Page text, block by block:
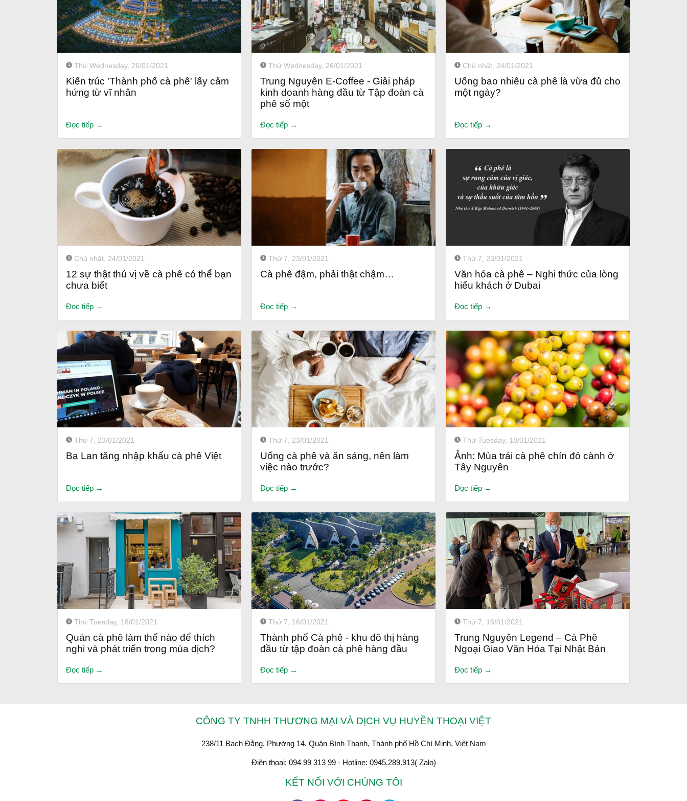
Thứ Wednesday, 26/01/2021
Kiến trúc 'Thành phố cà phê' lấy cảm
hứng từ vĩ nhân
Đọc tiếp →
Thứ Wednesday, 26/01/2021
Trung Nguyên E-Coffee - Giải pháp
kinh doanh hàng đầu từ Tập đoàn cà
phê số một
Đọc tiếp →
Chủ nhật, 24/01/2021
Uống bao nhiêu cà phê là vừa đủ cho
một ngày?
Đọc tiếp →
Chủ nhật, 24/01/2021
12 sự thật thú vị về cà phê có thể bạn
chưa biết
Đọc tiếp →
Thứ 7, 23/01/2021
Cà phê đậm, phải thật chậm…
Đọc tiếp →
Thứ 7, 23/01/2021
Văn hóa cà phê – Nghi thức của lòng
hiếu khách ở Dubai
Đọc tiếp →
Thứ 7, 23/01/2021
Ba Lan tăng nhập khẩu cà phê Việt
Đọc tiếp →
Thứ 7, 23/01/2021
Uống cà phê và ăn sáng, nên làm
việc nào trước?
Đọc tiếp →
Thứ Tuesday, 18/01/2021
Ảnh: Mùa trái cà phê chín đỏ cành ở
Tây Nguyên
Đọc tiếp →
Thứ Tuesday, 18/01/2021
Quán cà phê làm thế nào để thích
nghi và phát triển trong mùa dịch?
Đọc tiếp →
Thứ 7, 16/01/2021
Thành phố Cà phê - khu đô thị hàng
đầu từ tập đoàn cà phê hàng đầu
Đọc tiếp →
Thứ 7, 16/01/2021
Trung Nguyên Legend – Cà Phê
Ngoại Giao Văn Hóa Tại Nhật Bản
Đọc tiếp →
CÔNG TY TNHH THƯƠNG MẠI VÀ DỊCH VỤ HUYỀN THOẠI VIỆT
238/11 Bạch Đằng, Phường 14, Quận Bình Thạnh, Thành phố Hồ Chí Minh, Việt Nam
Điện thoại: 094 99 313 99 - Hotline: 0945.289.913( Zalo)
KẾT NỐI VỚI CHÚNG TÔI